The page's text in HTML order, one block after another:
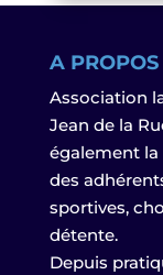
A PROPOS
Association
Jean de la
également
des
sportives,
détente.
Depuis